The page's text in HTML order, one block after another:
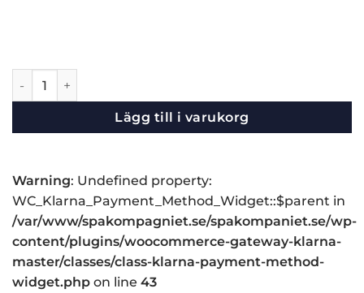
Vattenkran Rosario mängd
Lägg till i varukorg
Warning: Undefined property:
WC_Klarna_Payment_Method_Widget::$parent in
/var/www/spakompagniet.se/spakompaniet.se/wp-
content/plugins/woocommerce-gateway-klarna-
master/classes/class-klarna-payment-method-
widget.php on line 43